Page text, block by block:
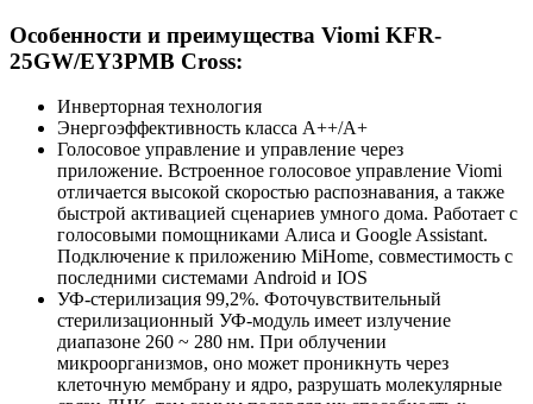
Особенности и преимущества Viomi KFR-
25GW/EY3PMB Cross:
Инверторная технология
Энергоэффективность класса A++/A+
Голосовое управление и управление через
приложение. Встроенное голосовое управление Viomi
отличается высокой скоростью распознавания, а также
быстрой активацией сценариев умного дома. Работает с
голосовыми помощниками Алиса и Google Assistant.
Подключение к приложению MiHome, совместимость с
последними системами Android и IOS
УФ-стерилизация 99,2%. Фоточувствительный
стерилизационный УФ-модуль имеет излучение
диапазоне 260 ~ 280 нм. При облучении
микроорганизмов, оно может проникнуть через
клеточную мембрану и ядро, разрушать молекулярные